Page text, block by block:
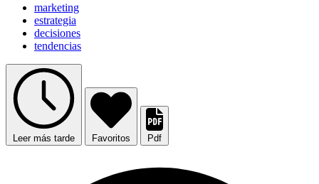
marketing
estrategia
decisiones
tendencias
Leer más tarde Favoritos Pdf